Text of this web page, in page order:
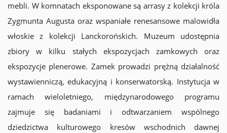
mebli. W komnatach eksponowane są arrasy z kolekcji króla
Zygmunta Augusta oraz wspaniałe renesansowe malowidła
włoskie z kolekcji Lanckorońskich. Muzeum udostępnia
zbiory w kilku stałych ekspozycjach zamkowych oraz
ekspozycje plenerowe. Zamek prowadzi prężną działalność
wystawienniczą, edukacyjną i konserwatorską. Instytucja w
ramach wieloletniego, międzynarodowego programu
zajmuje się badaniami i odtwarzaniem wspólnego
dziedzictwa kulturowego kresów wschodnich dawnej